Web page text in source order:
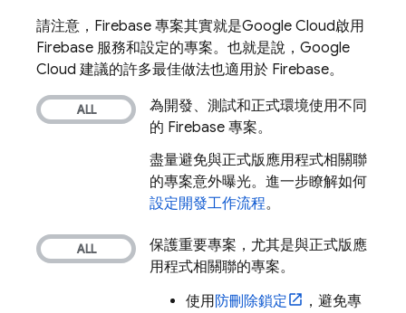
請注意，Firebase 專案其實就是Google Cloud啟用
Firebase 服務和設定的專案。也就是說，Google
Cloud 建議的許多最佳做法也適用於 Firebase。
為開發、測試和正式環境使用不同
的 Firebase 專案。
盡量避免與正式版應用程式相關聯
的專案意外曝光。進一步瞭解如何
設定開發工作流程。
保護重要專案，尤其是與正式版應
用程式相關聯的專案。
使用防刪除鎖定
，避免專